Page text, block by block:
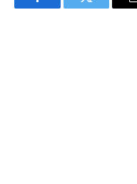
FacebookTwitter